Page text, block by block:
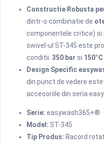
Constructie Robusta
dintr-o combinatie de
componentele critice) si
swivel-ul ST-345 este
conditii: 350 bar si 150°C
Design Specific
din punct de vedere
accesoriile din seria
Serie: easywash365+®
Model: ST-345
Tip Produs: Racord